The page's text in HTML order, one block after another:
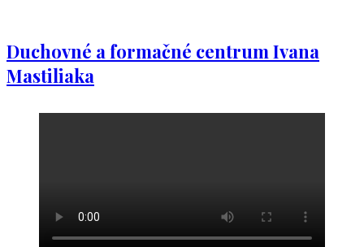
Duchovné a formačné centrum Ivana
Mastiliaka